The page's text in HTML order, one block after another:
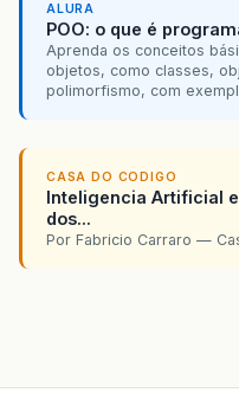
ALURA
POO: o que é
Aprenda os conceitos
objetos, como classes,
polimorfismo, com
CASA DO CODIGO
Inteligencia Artificial
dos...
Por Fabricio Carraro —